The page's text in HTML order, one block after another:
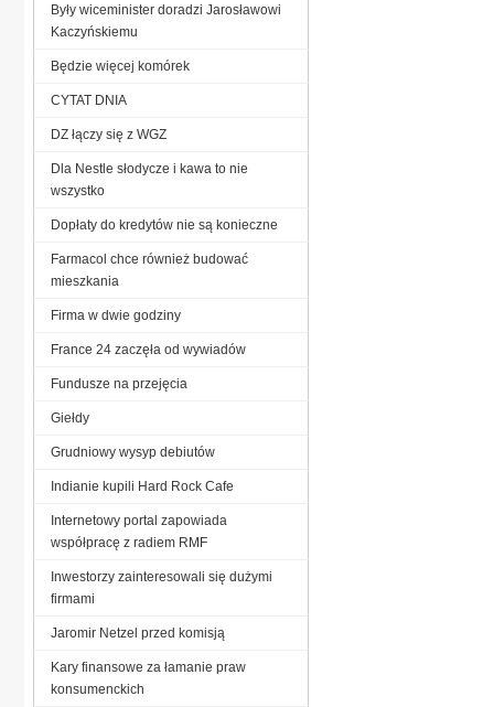
Były wiceminister doradzi Jarosławowi
Kaczyńskiemu
Będzie więcej komórek
CYTAT DNIA
DZ łączy się z WGZ
Dla Nestle słodycze i kawa to nie
wszystko
Dopłaty do kredytów nie są konieczne
Farmacol chce również budować
mieszkania
Firma w dwie godziny
France 24 zaczęła od wywiadów
Fundusze na przejęcia
Giełdy
Grudniowy wysyp debiutów
Indianie kupili Hard Rock Cafe
Internetowy portal zapowiada
współpracę z radiem RMF
Inwestorzy zainteresowali się dużymi
firmami
Jaromir Netzel przed komisją
Kary finansowe za łamanie praw
konsumenckich